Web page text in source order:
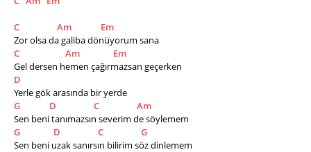
C Am
Em
Zor olsa da galiba dönüyorum sana
C
Am
Em
Gel dersen hemen çağırmazsan geçerken
D
Yerle gök arasında bir yerde
G
D C
Am
Sen beni tanımazsın severim de söylemem
G
D C
G
Sen beni uzak sanırsın bilirim söz dinlemem